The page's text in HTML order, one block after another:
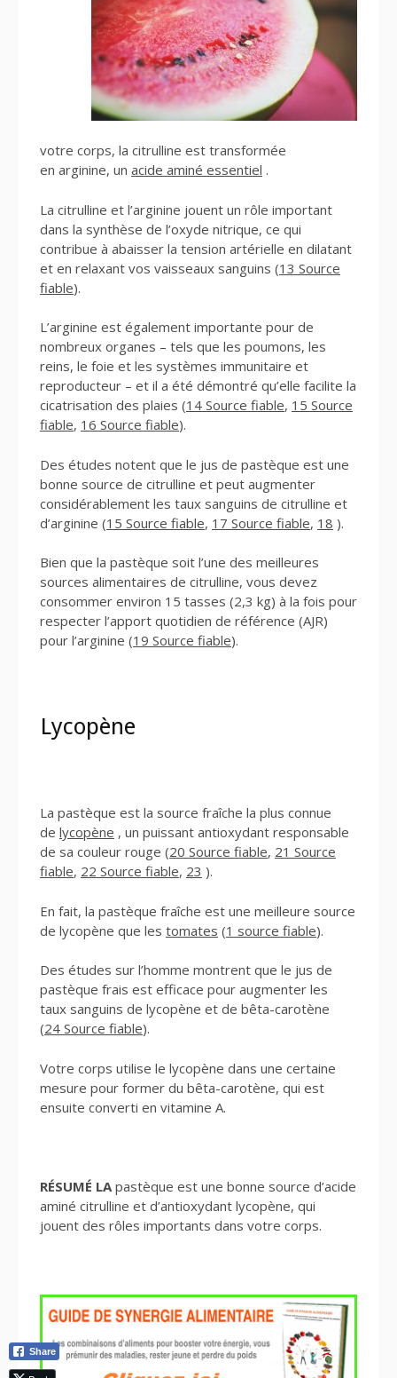
votre corps, la citrulline est transformée
en arginine, un acide aminé essentiel .
La citrulline et l’arginine jouent un rôle important
dans la synthèse de l’oxyde nitrique, ce qui
contribue à abaisser la tension artérielle en dilatant
et en relaxant vos vaisseaux sanguins (13 Source
fiable).
L’arginine est également importante pour de
nombreux organes – tels que les poumons, les
reins, le foie et les systèmes immunitaire et
reproducteur – et il a été démontré qu’elle facilite la
cicatrisation des plaies (14 Source fiable, 15 Source
fiable, 16 Source fiable).
Des études notent que le jus de pastèque est une
bonne source de citrulline et peut augmenter
considérablement les taux sanguins de citrulline et
d’arginine (15 Source fiable, 17 Source fiable, 18 ).
Bien que la pastèque soit l’une des meilleures
sources alimentaires de citrulline, vous devez
consommer environ 15 tasses (2,3 kg) à la fois pour
respecter l’apport quotidien de référence (AJR)
pour l’arginine (19 Source fiable).
Lycopène
La pastèque est la source fraîche la plus connue
de lycopène , un puissant antioxydant responsable
de sa couleur rouge (20 Source fiable, 21 Source
fiable, 22 Source fiable, 23 ).
En fait, la pastèque fraîche est une meilleure source
de lycopène que les tomates (1 source fiable).
Des études sur l’homme montrent que le jus de
pastèque frais est efficace pour augmenter les
taux sanguins de lycopène et de bêta-carotène
(24 Source fiable).
Votre corps utilise le lycopène dans une certaine
mesure pour former du bêta-carotène, qui est
ensuite converti en vitamine A.
RÉSUMÉ LA pastèque est une bonne source d’acide
aminé citrulline et d’antioxydant lycopène, qui
jouent des rôles importants dans votre corps.
Share